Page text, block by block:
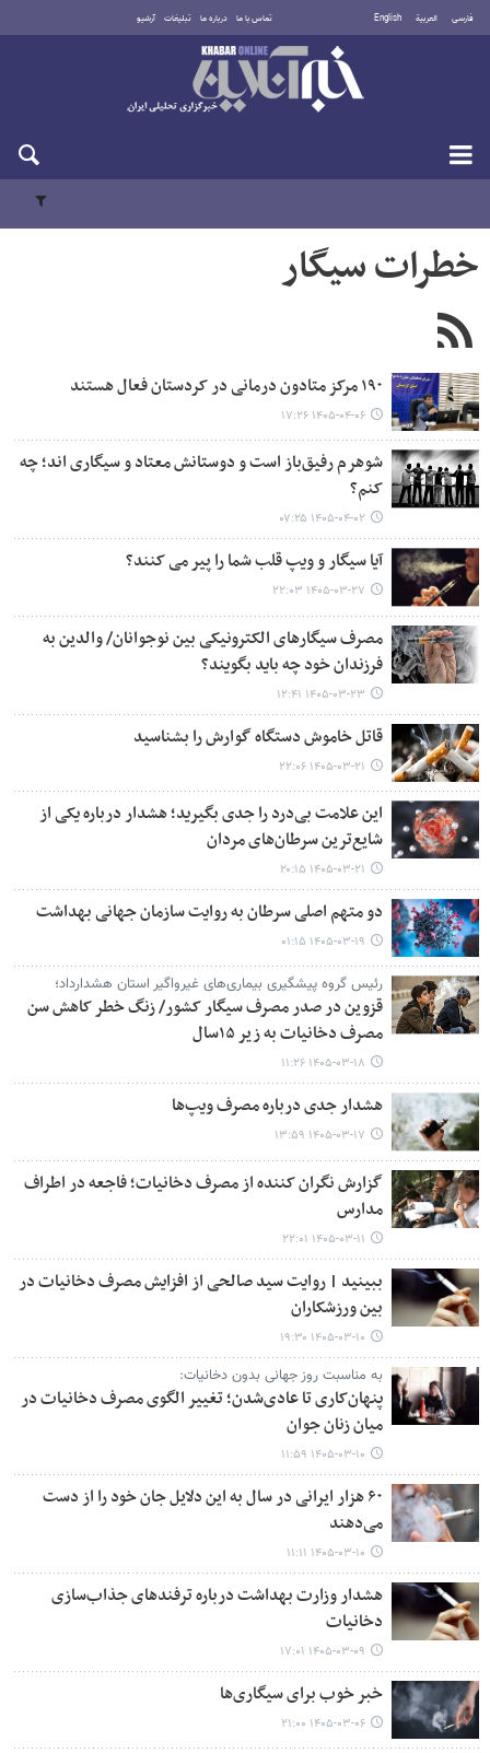
فارسی العربية English تماس با ما درباره ما تبلیغات آرشیو
جمعه ۱۶ مرداد ۱۴۰۵
خطرات سیگار
۱۹۰ مرکز متادون درمانی در کردستان فعال هستند
۱۴۰۵-۰۴-۰۶ ۱۷:۲۶
شوهرم رفیق‌باز است و دوستانش معتاد و سیگاری اند؛ چه
کنم؟
۱۴۰۵-۰۴-۰۲ ۰۷:۲۵
آیا سیگار و ویپ قلب شما را پیر می کنند؟
۱۴۰۵-۰۳-۲۷ ۲۲:۰۳
مصرف سیگارهای الکترونیکی بین نوجوانان/ والدین به
فرزندان خود چه باید بگویند؟
۱۴۰۵-۰۳-۲۳ ۱۲:۴۱
قاتل خاموش دستگاه گوارش را بشناسید
۱۴۰۵-۰۳-۲۱ ۲۲:۰۶
این علامت بی‌درد را جدی بگیرید؛ هشدار درباره یکی از
شایع‌ترین سرطان‌های مردان
۱۴۰۵-۰۳-۲۱ ۲۰:۱۵
دو متهم اصلی سرطان به روایت سازمان جهانی بهداشت
۱۴۰۵-۰۳-۱۹ ۰۱:۱۵
رئیس گروه پیشگیری بیماری‌های غیرواگیر استان هشدارداد؛
قزوین در صدر مصرف سیگار کشور/ زنگ خطر کاهش سن
مصرف دخانیات به زیر ۱۵سال
۱۴۰۵-۰۳-۱۸ ۱۱:۲۶
هشدار جدی درباره مصرف ویپ‌ها
۱۴۰۵-۰۳-۱۷ ۱۳:۵۹
گزارش نگران کننده از مصرف دخانیات؛ فاجعه در اطراف
مدارس
۱۴۰۵-۰۳-۱۱ ۲۲:۰۱
ببینید | روایت سید صالحی از افزایش مصرف دخانیات در
بین ورزشکاران
۱۴۰۵-۰۳-۱۰ ۱۹:۳۰
به مناسبت روز جهانی بدون دخانیات:
پنهان‌کاری تا عادی‌شدن؛ تغییر الگوی مصرف دخانیات در
میان زنان جوان
۱۴۰۵-۰۳-۱۰ ۱۱:۵۹
۶۰ هزار ایرانی در سال به این دلایل جان خود را از دست
می‌دهند
۱۴۰۵-۰۳-۱۰ ۱۱:۱۱
هشدار وزارت بهداشت درباره ترفندهای جذاب‌سازی
دخانیات
۱۴۰۵-۰۳-۰۹ ۱۷:۰۱
خبر خوب برای سیگاری‌ها
۱۴۰۵-۰۳-۰۶ ۲۱:۰۰